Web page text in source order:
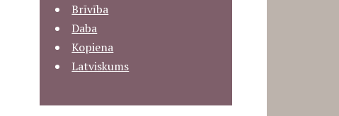
Brīvība
Daba
Kopiena
Latviskums